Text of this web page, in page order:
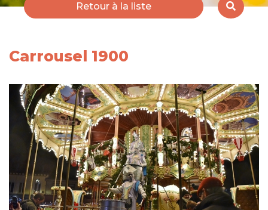
Retour à la liste
Carrousel 1900